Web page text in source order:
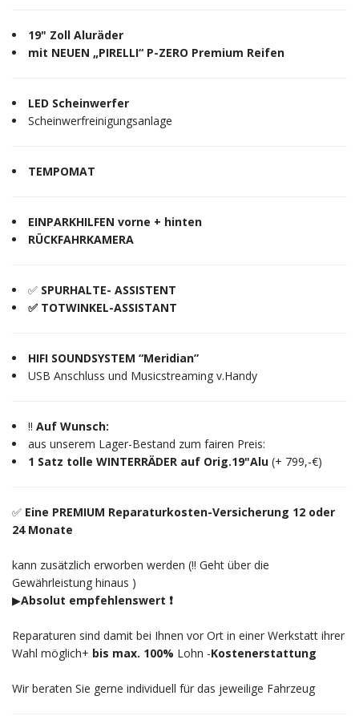
19" Zoll Aluräder
mit NEUEN „PIRELLI“ P-ZERO Premium Reifen
LED Scheinwerfer
Scheinwerfreinigungsanlage
TEMPOMAT
EINPARKHILFEN vorne + hinten
RÜCKFAHRKAMERA
✅ SPURHALTE- ASSISTENT
✅ TOTWINKEL-ASSISTANT
HIFI SOUNDSYSTEM “Meridian”
USB Anschluss und Musicstreaming v.Handy
‼️ Auf Wunsch:
aus unserem Lager-Bestand zum fairen Preis:
1 Satz tolle WINTERRÄDER auf Orig.19"Alu (+ 799,-€)
✅ Eine PREMIUM Reparaturkosten-Versicherung 12 oder
24 Monate
kann zusätzlich erworben werden (‼️ Geht über die
Gewährleistung hinaus )
▶︎Absolut empfehlenswert ❗️
Reparaturen sind damit bei Ihnen vor Ort in einer Werkstatt ihrer
Wahl möglich+ bis max. 100% Lohn -Kostenerstattung
Wir beraten Sie gerne individuell für das jeweilige Fahrzeug